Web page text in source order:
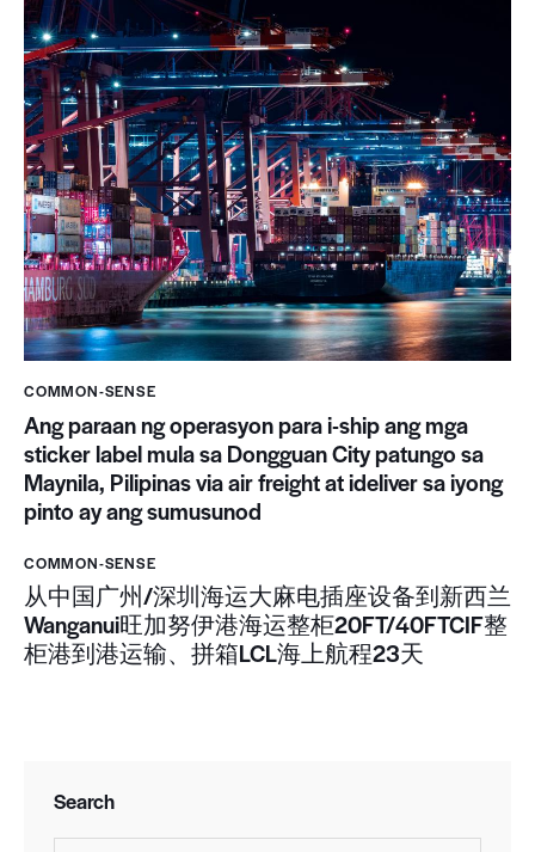
COMMON-SENSE
Ang paraan ng operasyon para i-ship ang mga
sticker label mula sa Dongguan City patungo sa
Maynila, Pilipinas via air freight at ideliver sa iyong
pinto ay ang sumusunod
COMMON-SENSE
从中国广州/深圳海运大麻电插座设备到新西兰
Wanganui旺加努伊港海运整柜20FT/40FTCIF整
柜港到港运输、拼箱LCL海上航程23天
Search